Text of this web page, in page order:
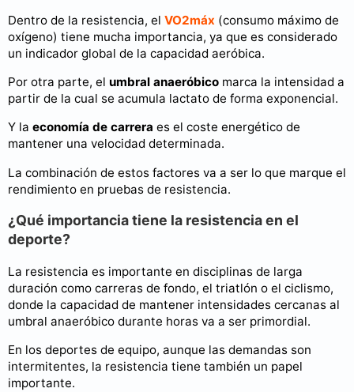
Dentro de la resistencia, el VO2máx (consumo máximo de
oxígeno) tiene mucha importancia, ya que es considerado
un indicador global de la capacidad aeróbica.
Por otra parte, el umbral anaeróbico marca la intensidad a
partir de la cual se acumula lactato de forma exponencial.
Y la economía de carrera es el coste energético de
mantener una velocidad determinada.
La combinación de estos factores va a ser lo que marque el
rendimiento en pruebas de resistencia.
¿Qué importancia tiene la resistencia en el
deporte?
La resistencia es importante en disciplinas de larga
duración como carreras de fondo, el triatlón o el ciclismo,
donde la capacidad de mantener intensidades cercanas al
umbral anaeróbico durante horas va a ser primordial.
En los deportes de equipo, aunque las demandas son
intermitentes, la resistencia tiene también un papel
importante.